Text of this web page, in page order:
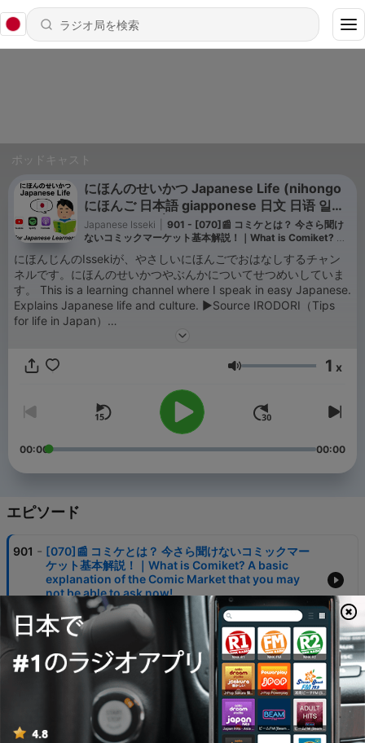
ポッドキャスト
にほんのせいかつ Japanese Life (nihongo
にほんご 日本語 giapponese 日文 日语 일본
어 japonés ญี่
Japanese Isseki
901 - [070]📰 コミケとは？ 今さら聞け
ないコミックマーケット基本解説！｜What is Comiket? A
be able to ask now!
にほんじんのIssekiが、やさしいにほんごでおはなしするチャン
ネルです。にほんのせいかつやぶんかについてせつめいしていま
す。 This is a learning channel where I speak in easy Japanese.
Explains Japanese life and culture. ▶︎Source IRODORI（Tips
for life in Japan）
https://www.irodori.jpf.go.jp/en/resources.html NHK (News
Words https://ig.me/j/AbZ6RknMjaLDFHxY/音量 1 x
00:00 00:00
エピソード
901 - [070]📰 コミケとは？ 今さら聞けないコミックマー
ケット基本解説！｜What is Comiket? A basic
explanation of the Comic Market that you may
not be able to ask now!
12 8月 2024
900
[069]📰 高校生がもらってうれしかった誕生日プレ
ゼント｜Birthday presents that high school
students were happy to receive
[068]📰 サッカー欧州選手権 スペインが４度目の
優勝、イングランドを下す｜Spain wins European